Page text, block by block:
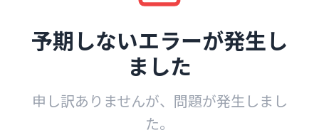
予期しないエラーが発生し
ました
申し訳ありませんが、問題が発生しまし
た。